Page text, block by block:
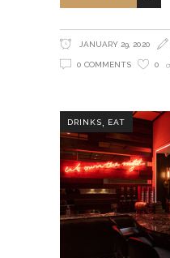
JANUARY 29, 2020
0 COMMENTS 0
DRINKS, EAT